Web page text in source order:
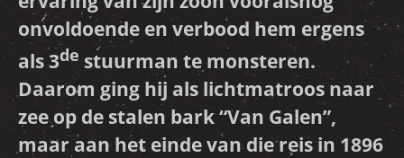
onvoldoende en verbood hem ergens
als 3de stuurman te monsteren.
Daarom ging hij als lichtmatroos naar
zee op de stalen bark “Van Galen”,
maar aan het einde van die reis in 1896